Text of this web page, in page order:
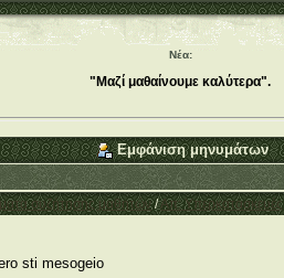
Νέα:
"Μαζί μαθαίνουμε καλύτερα".
Εμφάνιση μηνυμάτων
συζήτησης μαθητών/Απ: Υπερκατασκευές
sti mesogeio